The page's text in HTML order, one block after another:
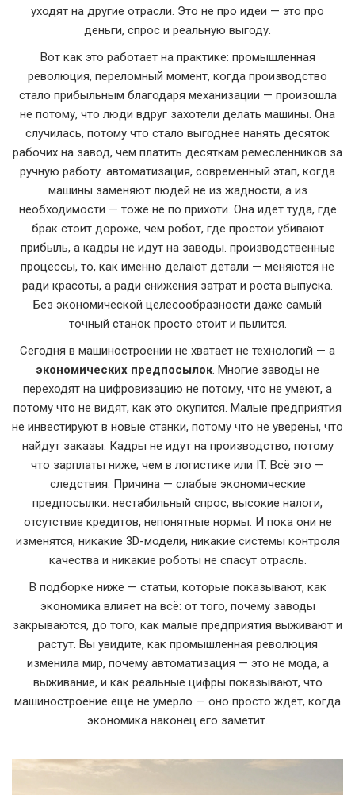
уходят на другие отрасли. Это не про идеи — это про
деньги, спрос и реальную выгоду.
Вот как это работает на практике: промышленная
революция, переломный момент, когда производство
стало прибыльным благодаря механизации — произошла
не потому, что люди вдруг захотели делать машины. Она
случилась, потому что стало выгоднее нанять десяток
рабочих на завод, чем платить десяткам ремесленников за
ручную работу. автоматизация, современный этап, когда
машины заменяют людей не из жадности, а из
необходимости — тоже не по прихоти. Она идёт туда, где
брак стоит дороже, чем робот, где простои убивают
прибыль, а кадры не идут на заводы. производственные
процессы, то, как именно делают детали — меняются не
ради красоты, а ради снижения затрат и роста выпуска.
Без экономической целесообразности даже самый
точный станок просто стоит и пылится.
Сегодня в машиностроении не хватает не технологий — а
экономических предпосылок. Многие заводы не
переходят на цифровизацию не потому, что не умеют, а
потому что не видят, как это окупится. Малые предприятия
не инвестируют в новые станки, потому что не уверены, что
найдут заказы. Кадры не идут на производство, потому
что зарплаты ниже, чем в логистике или IT. Всё это —
следствия. Причина — слабые экономические
предпосылки: нестабильный спрос, высокие налоги,
отсутствие кредитов, непонятные нормы. И пока они не
изменятся, никакие 3D-модели, никакие системы контроля
качества и никакие роботы не спасут отрасль.
В подборке ниже — статьи, которые показывают, как
экономика влияет на всё: от того, почему заводы
закрываются, до того, как малые предприятия выживают и
растут. Вы увидите, как промышленная революция
изменила мир, почему автоматизация — это не мода, а
выживание, и как реальные цифры показывают, что
машиностроение ещё не умерло — оно просто ждёт, когда
экономика наконец его заметит.